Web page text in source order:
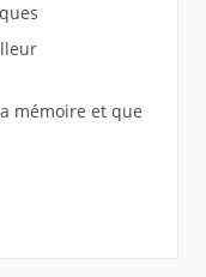
mémoire et que